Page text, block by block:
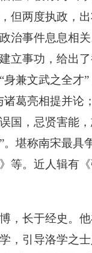
但两度执政，
治事件息息相
立事功，给出
兼文武之全才
诸葛亮相提并论
国，忌贤害能
堪称南宋最具
等。近人辑有《
长于经史。他
，引导洛学之